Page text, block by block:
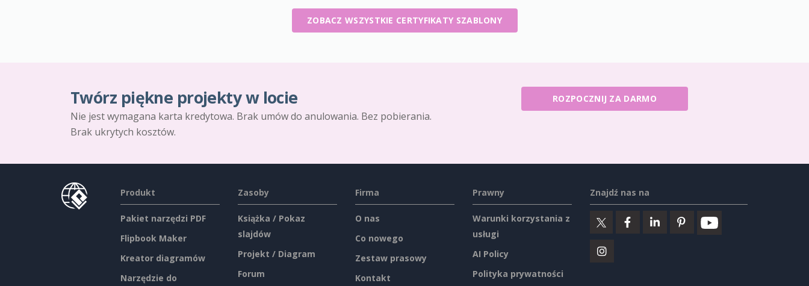
ZOBACZ WSZYSTKIE CERTYFIKATY SZABLONY
Twórz piękne projekty w locie
Nie jest wymagana karta kredytowa. Brak umów do anulowania. Bez pobierania.
Brak ukrytych kosztów.
ROZPOCZNIJ ZA DARMO
Produkt
Pakiet narzędzi PDF
Flipbook Maker
Kreator diagramów
Narzędzie do
Zasoby
Książka / Pokaz
slajdów
Projekt / Diagram
Forum
Firma
O nas
Co nowego
Zestaw prasowy
Kontakt
Prawny
Warunki korzystania z
usługi
AI Policy
Polityka prywatności
Znajdź nas na